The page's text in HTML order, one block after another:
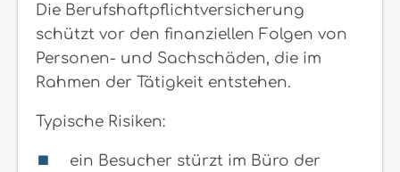
Die Berufshaftpflichtversicherung
schützt vor den finanziellen Folgen von
Personen- und Sachschäden, die im
Rahmen der Tätigkeit entstehen.
Typische Risiken:
ein Besucher stürzt im Büro der